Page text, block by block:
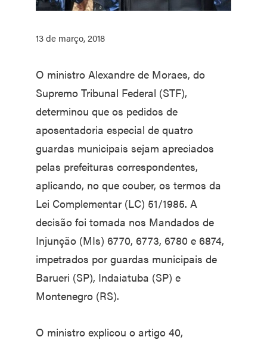
13 de março, 2018
O ministro Alexandre de Moraes, do
Supremo Tribunal Federal (STF),
determinou que os pedidos de
aposentadoria especial de quatro
guardas municipais sejam apreciados
pelas prefeituras correspondentes,
aplicando, no que couber, os termos da
Lei Complementar (LC) 51/1985. A
decisão foi tomada nos Mandados de
Injunção (MIs) 6770, 6773, 6780 e 6874,
impetrados por guardas municipais de
Barueri (SP), Indaiatuba (SP) e
Montenegro (RS).
O ministro explicou o artigo 40,